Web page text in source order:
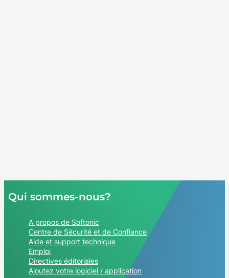
Qui sommes-nous?
A propos de Softonic
Centre de Sécurité et de Confiance
Aide et support technique
Emploi
Directives éditoriales
Ajoutez votre logiciel / application